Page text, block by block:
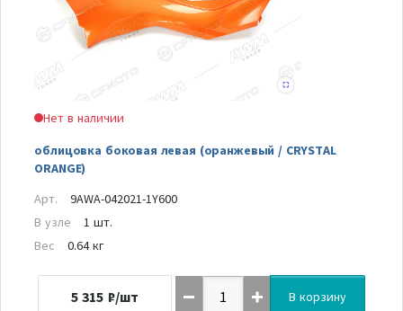
Нет в наличии
облицовка боковая левая (оранжевый / CRYSTAL
ORANGE)
Арт.
9AWA-042021-1Y600
В узле
1 шт.
Вес
0.64 кг
5 315 ₽/шт В корзину